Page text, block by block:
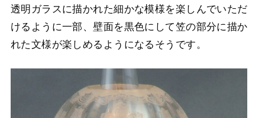
透明ガラスに描かれた細かな模様を楽しんでいただ
けるように一部、壁面を黒色にして笠の部分に描か
れた文様が楽しめるようになるそうです。